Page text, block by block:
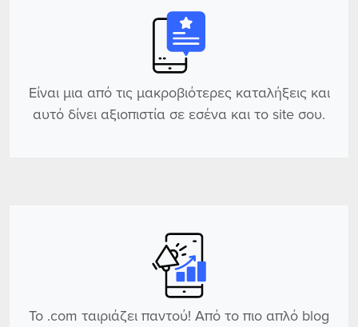
Είναι μια από τις μακροβιότερες καταλήξεις και
αυτό δίνει αξιοπιστία σε εσένα και το site σου.
Το .com ταιριάζει παντού! Από το πιο απλό blog